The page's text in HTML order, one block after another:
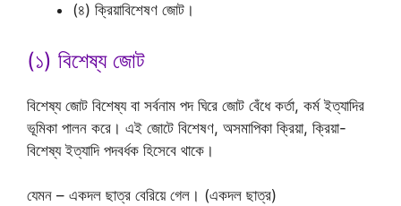
(৪) ক্রিয়াবিশেষণ জোট।
(১) বিশেষ্য জোট
বিশেষ্য জোট বিশেষ্য বা সর্বনাম পদ ঘিরে জোট বেঁধে কর্তা, কর্ম ইত্যাদির
ভূমিকা পালন করে। এই জোটে বিশেষণ, অসমাপিকা ক্রিয়া, ক্রিয়া-
বিশেষ্য ইত্যাদি পদবর্ধক হিসেবে থাকে।
যেমন – একদল ছাত্র বেরিয়ে গেল। (একদল ছাত্র)